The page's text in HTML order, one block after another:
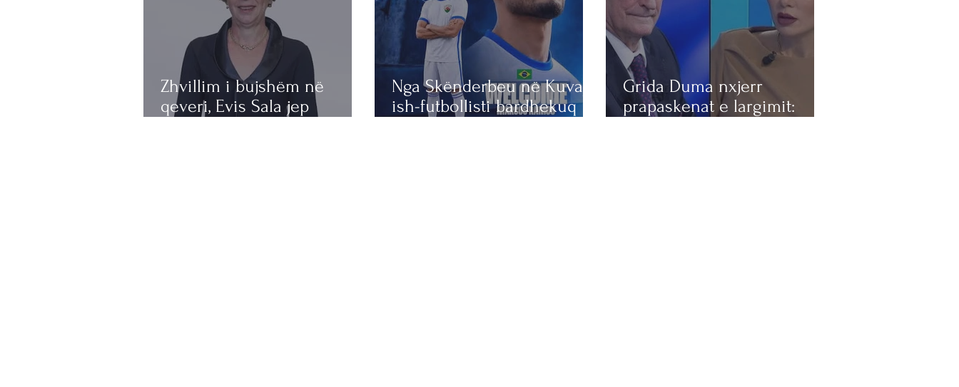
Zhvillim i bujshëm në
qeveri, Evis Sala jep
Nga Skënderbeu në Kuvajt,
ish-futbollisti bardhekuq
Grida Duma nxjerr
prapaskenat e largimit: